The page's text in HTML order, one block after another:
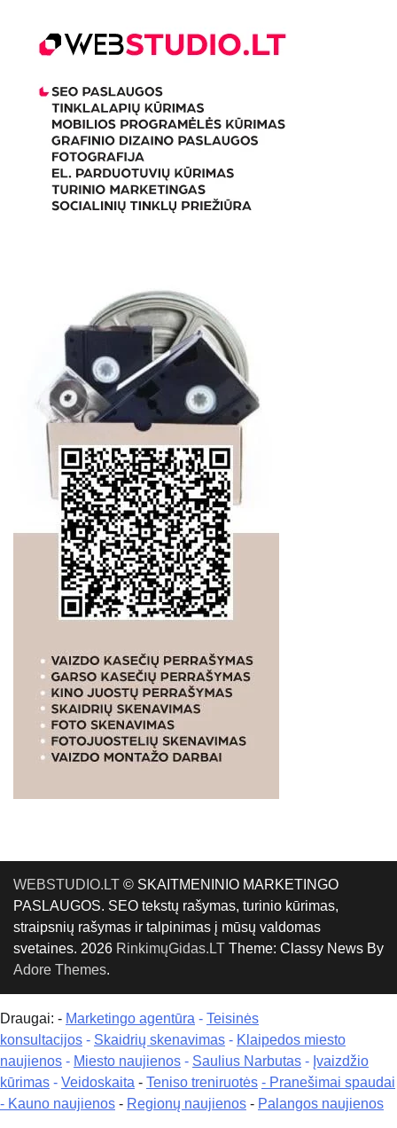
WEBSTUDIO.LT © SKAITMENINIO MARKETINGO
PASLAUGOS. SEO tekstų rašymas, turinio kūrimas,
straipsnių rašymas ir talpinimas į mūsų valdomas
svetaines. 2026 RinkimųGidas.LT Theme: Classy News By
Adore Themes.
Draugai: - Marketingo agentūra - Teisinės
konsultacijos - Skaidrių skenavimas - Klaipedos miesto
naujienos - Miesto naujienos - Saulius Narbutas - Įvaizdžio
kūrimas - Veidoskaita - Teniso treniruotės - Pranešimai spaudai
- Kauno naujienos - Regionų naujienos - Palangos naujienos